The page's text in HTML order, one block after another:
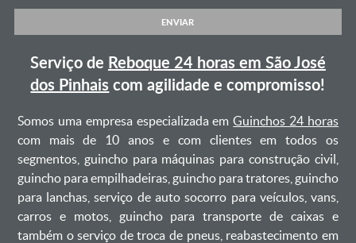
ENVIAR
Serviço de Reboque 24 horas em São José
dos Pinhais com agilidade e compromisso!
Somos uma empresa especializada emGuinchos 24 horas
com mais de 10 anos e com clientes em todos os
segmentos, guincho para máquinas para construção civil,
guincho para empilhadeiras, guincho para tratores, guincho
para lanchas, serviço de auto socorro para veículos, vans,
carros e motos, guincho para transporte de caixas e
também o serviço de troca de pneus, reabastecimento em